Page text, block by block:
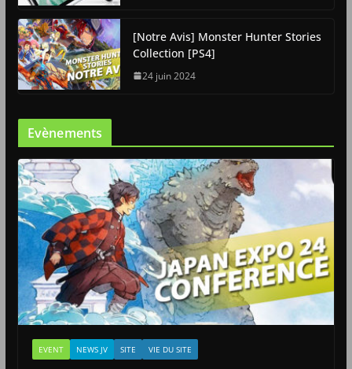
[Notre Avis] Monster Hunter Stories
Collection [PS4]
24 juin 2024
Evènements
EVENT NEWS JV SITE VIE DU SITE